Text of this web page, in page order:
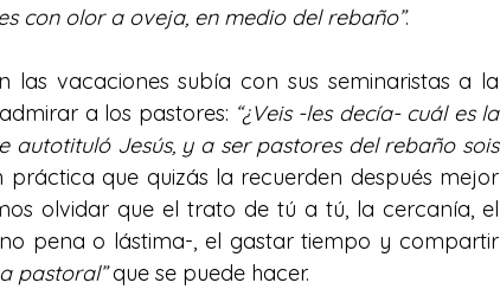
con olor a oveja, en medio del rebaño”.
vacaciones subía con sus seminaristas a la
a los pastores: “¿Veis -les decía- cuál es la
autotituló Jesús, y a ser pastores del rebaño sois
práctica que quizás la recuerden después mejor
olvidar que el trato de tú a tú, la cercanía, el
pena o lástima-, el gastar tiempo y compartir
pastoral” que se puede hacer.